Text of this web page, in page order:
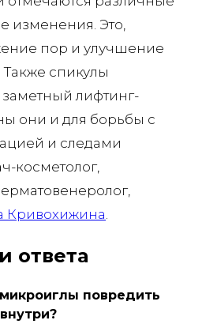
изменения. Это,
пор и улучшение
Также спикулы
лифтинг-
они и для борьбы с
и следами
косметолог,
Кривохижина
ответа
повредить